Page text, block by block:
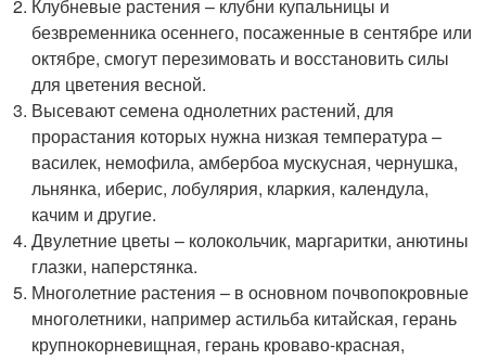
Клубневые растения – клубни купальницы и
безвременника осеннего, посаженные в сентябре или
октябре, смогут перезимовать и восстановить силы
для цветения весной.
Высевают семена однолетних растений, для
прорастания которых нужна низкая температура –
василек, немофила, амбербоа мускусная, чернушка,
льнянка, иберис, лобулярия, кларкия, календула,
качим и другие.
Двулетние цветы – колокольчик, маргаритки, анютины
глазки, наперстянка.
Многолетние растения – в основном почвопокровные
многолетники, например астильба китайская, герань
крупнокорневищная, герань кроваво-красная,